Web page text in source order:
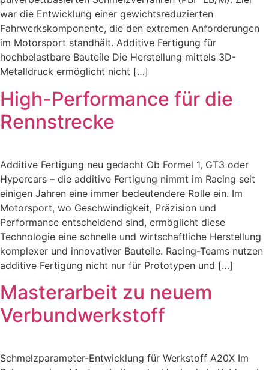
war die Entwicklung einer gewichtsreduzierten
Fahrwerkskomponente, die den extremen Anforderungen
im Motorsport standhält. Additive Fertigung für
hochbelastbare Bauteile Die Herstellung mittels 3D-
Metalldruck ermöglicht nicht […]
High-Performance für die
Rennstrecke
Additive Fertigung neu gedacht Ob Formel 1, GT3 oder
Hypercars – die additive Fertigung nimmt im Racing seit
einigen Jahren eine immer bedeutendere Rolle ein. Im
Motorsport, wo Geschwindigkeit, Präzision und
Performance entscheidend sind, ermöglicht diese
Technologie eine schnelle und wirtschaftliche Herstellung
komplexer und innovativer Bauteile. Racing-Teams nutzen
additive Fertigung nicht nur für Prototypen und […]
Masterarbeit zu neuem
Verbundwerkstoff
Schmelzparameter-Entwicklung für Werkstoff A20X Im